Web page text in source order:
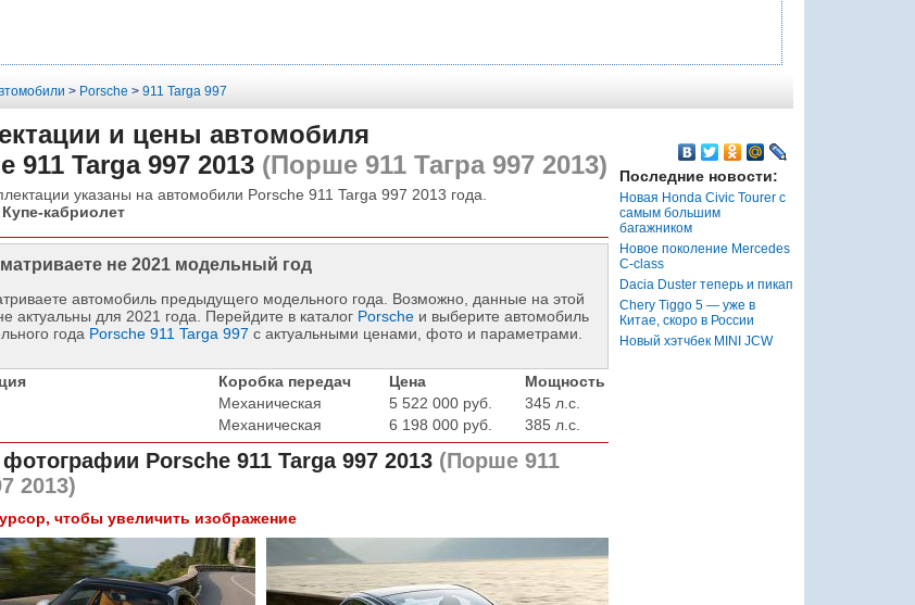
> Porsche> 911 Targa 997
и цены автомобиля
911 Targa 997 2013(Порше 911 Тагра 997 2013)
указаны на автомобили Porsche 911 Targa 997 2013 года.
Купе-кабриолет
не 2021 модельный год
автомобиль предыдущего модельного года. Возможно, данные на этой
актуальны для 2021 года. Перейдите в каталог Porscheи выберите автомобиль
года Porsche 911 Targa 997 с актуальными ценами, фото и параметрами.
Коробка передач Цена
Мощность
Механическая 5 522 000 руб.
345 л.с.
Механическая 6 198 000 руб. 385 л.с.
Porsche 911 Targa 997 2013(Порше 911
2013)
чтобы увеличить изображение
Последние новости:
Новая Honda Civic Tourer с
самым большим
багажником
Новое поколение Mercedes
C-class
Dacia Duster теперь и пикап
Chery Tiggo 5 — уже в
Китае, скоро в России
Новый хэтчбек MINI JCW